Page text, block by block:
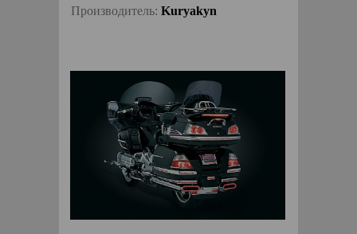
Производитель: Kuryakyn